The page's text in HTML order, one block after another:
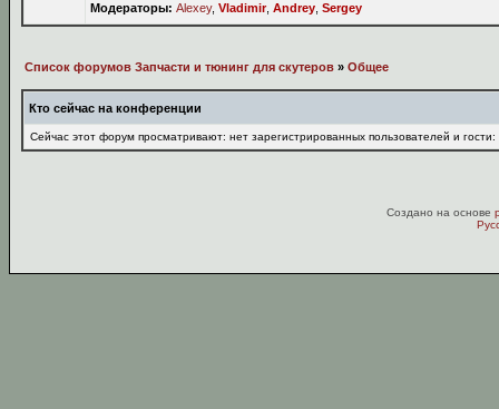
Модераторы: Alexey, Vladimir, Andrey Sergey
Список форумов Запчасти и тюнинг для скутеров » Общее
Кто сейчас на конференции
Сейчас этот форум просматривают: нет зарегистрированных пользователей и гости:
Создано на основе